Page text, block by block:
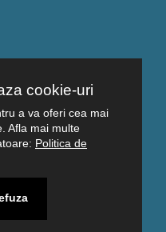
cookie-uri
a va oferi cea mai
Afla mai multe
Politica de